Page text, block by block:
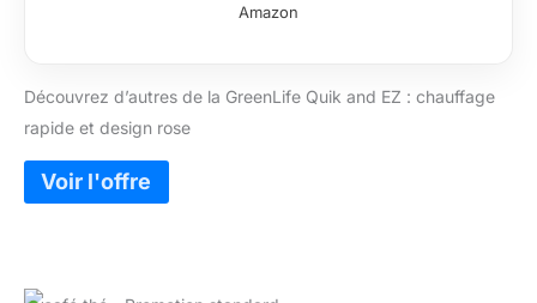
rapides de
froide. Couvercle
Amazon
Découvrez d’autres de la GreenLife Quik and EZ : chauffage
rapide et design rose